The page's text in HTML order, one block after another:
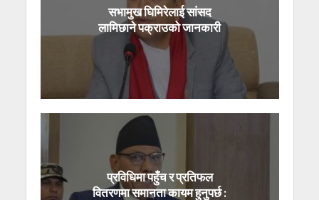
सभामुख घिमिरेलाई सांसद
लामिछाने पक्राउको जानकारी
प्रविधिमा पहुँच र प्रतिफल
वितरणमा समानता कायम हुनुपर्छ :